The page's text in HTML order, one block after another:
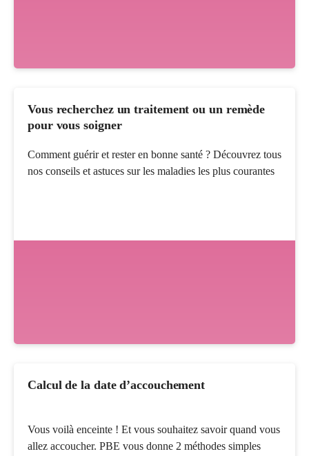
Vous recherchez un traitement ou un remède
pour vous soigner
Comment guérir et rester en bonne santé ? Découvrez tous
nos conseils et astuces sur les maladies les plus courantes
Calcul de la date d’accouchement
Vous voilà enceinte ! Et vous souhaitez savoir quand vous
allez accoucher. PBE vous donne 2 méthodes simples